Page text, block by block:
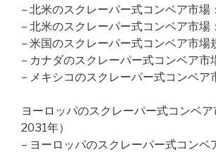
– 北米のスクレーパー式コンベア市場
– 北米のスクレーパー式コンベア市場
– 米国のスクレーパー式コンベア市場
– カナダのスクレーパー式コンベア市
– メキシコのスクレーパー式コンベア
ヨーロッパのスクレーパー式コンベ
2031年）
– ヨーロッパのスクレーパー式コンベ